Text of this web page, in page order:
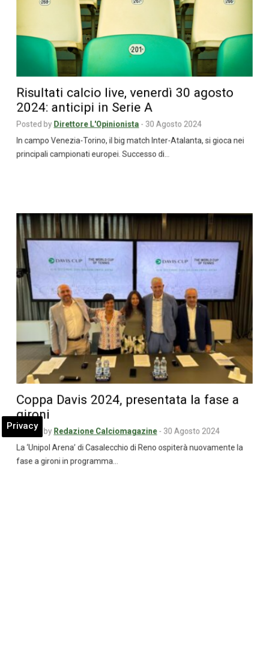
Risultati calcio live, venerdì 30 agosto
2024: anticipi in Serie A
Posted byDirettore L'Opinionista
30 Agosto 2024
In campo Venezia-Torino, il big match Inter-Atalanta, si gioca nei
principali campionati europei. Successo di…
Coppa Davis 2024, presentata la fase a
gironi
Posted byRedazione Calciomagazine
30 Agosto 2024
La ‘Unipol Arena’ di Casalecchio di Reno ospiterà nuovamente la
fase a gironi in programma…
Privacy